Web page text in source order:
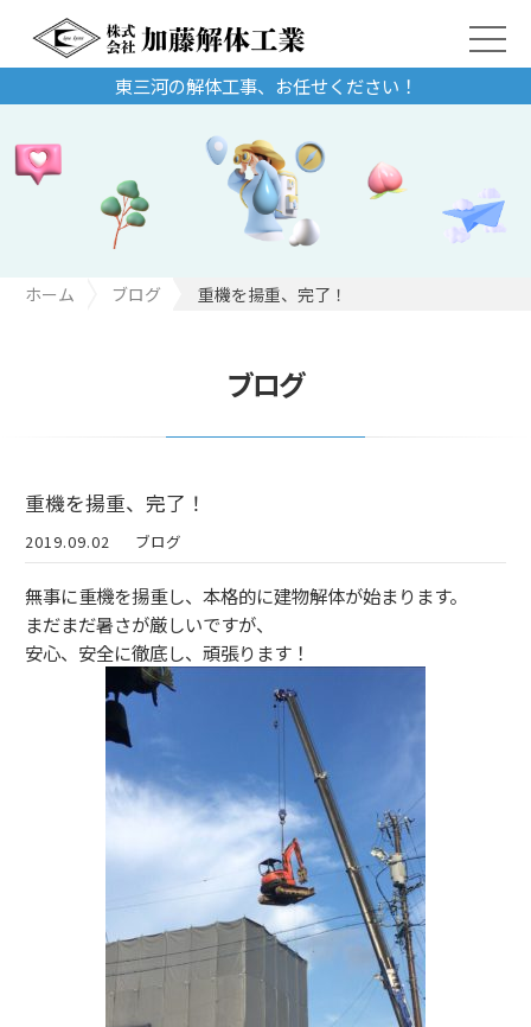
東三河の解体工事、お任せください！
ホーム ブログ 重機を揚重、完了！
ブログ
重機を揚重、完了！
2019.09.02 ブログ
無事に重機を揚重し、本格的に建物解体が始まります。
まだまだ暑さが厳しいですが、
安心、安全に徹底し、頑張ります！